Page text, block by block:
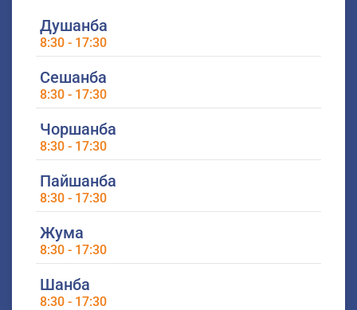
Душанба
8:30 - 17:30
Сешанба
8:30 - 17:30
Чоршанба
8:30 - 17:30
Пайшанба
8:30 - 17:30
Жума
8:30 - 17:30
Шанба
8:30 - 17:30